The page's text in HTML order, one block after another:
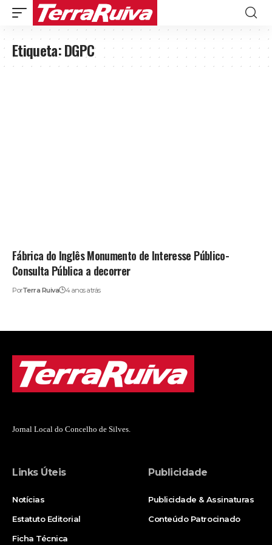
Etiqueta:DGPC
Fábrica do Inglês Monumento de Interesse Público-
Consulta Pública a decorrer
PorTerra Ruiva 4 anos atrás
Jornal Local do Concelho de Silves.
Links Úteis
Notícias
Estatuto Editorial
Ficha Técnica
Publicidade
Publicidade & Assinaturas
Conteúdo Patrocinado